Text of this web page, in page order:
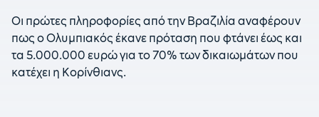
Οι πρώτες πληροφορίες από την Βραζιλία αναφέρουν
πως ο Ολυμπιακός έκανε πρόταση που φτάνει έως και
τα 5.000.000 ευρώ για το 70% των δικαιωμάτων που
κατέχει η Κορίνθιανς.